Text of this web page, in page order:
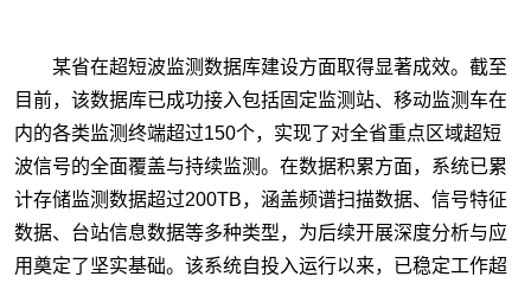
某省在超短波监测数据库建设方面取得显著成效。截至
目前，该数据库已成功接入包括固定监测站、移动监测车在
内的各类监测终端超过150个，实现了对全省重点区域超短
波信号的全面覆盖与持续监测。在数据积累方面，系统已累
计存储监测数据超过200TB，涵盖频谱扫描数据、信号特征
数据、台站信息数据等多种类型，为后续开展深度分析与应
用奠定了坚实基础。该系统自投入运行以来，已稳定工作超